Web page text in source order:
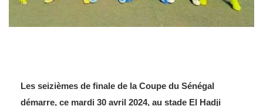
Les seizièmes de finale de la Coupe du Sénégal
démarre, ce mardi 30 avril 2024, au stade El Hadji